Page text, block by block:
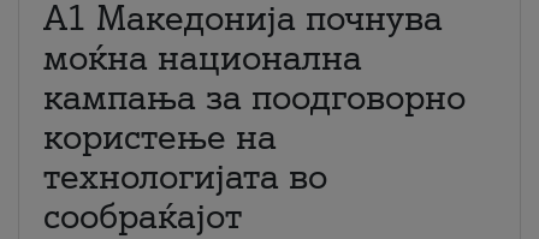
A1 Македонија почнува
моќна национална
кампања за поодговорно
користење на
технологијата во
сообраќајот